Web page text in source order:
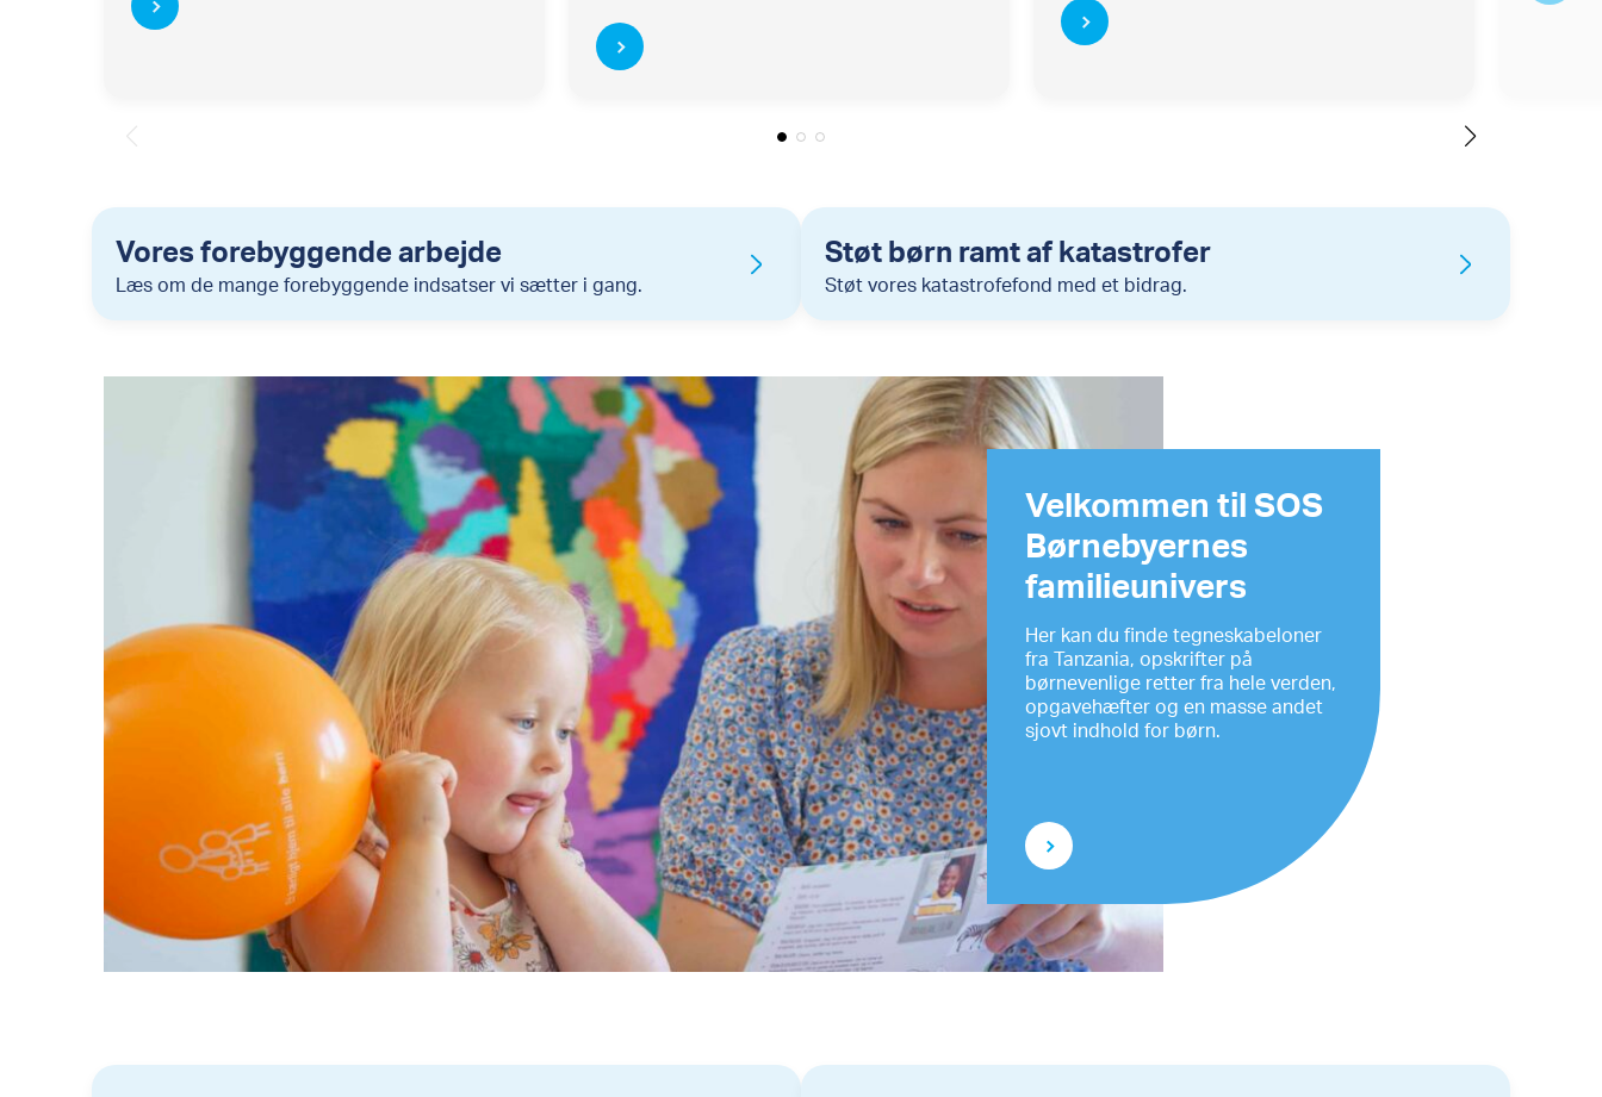
Læs om de mange forebyggende indsatser vi sætter i gang.
Vores forebyggende arbejde
Støt vores katastrofefond med et bidrag.
Støt børn ramt af katastrofer
Velkommen til SOS
Børnebyernes
familieunivers
Her kan du finde tegneskabeloner
fra Tanzania, opskrifter på
børnevenlige retter fra hele verden,
opgavehæfter og en masse andet
sjovt indhold for børn.